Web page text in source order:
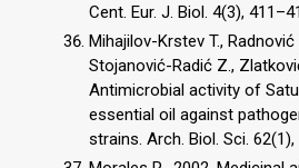
Cent. Eur. J. Biol. 4(3),
Mihajilov-Krstev T., Radnović
Stojanović-Radić Z.,
Antimicrobial activity of
essential oil against
strains. Arch. Biol. Sci. 62(1),